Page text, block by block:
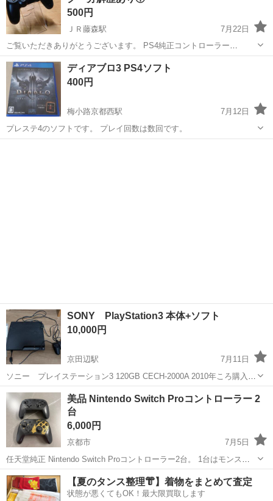
500円
ＪＲ藤森駅
7月22日
ご覧いただきありがとうございます。 PS4純正コントローラー
（DUALSHOCK 4）をお譲りします。 【出品理由】 自宅で使用してい
ましたが、使用しなくなったため出品いたします。 【商品について】
メーカー：SONY（...
京都 京都市 ＪＲ藤森駅 テレビゲーム
ディアブロ3 PS4ソフト
400円
梅小路京都西駅
7月12日
プレステ4のソフトです。 プレイ回数は数回です。
SONY PlayStation3 本体+ソフト
10,000円
京田辺駅
7月11日
ソニー プレイステーション3 120GB CECH-2000A 2010年ころ購入。
2026.1.14動作確認済、初期化しました。コントローラの充電ケーブル
が若干接続が悪かったですが、向きを合わせると問題なく充電できま
した...
京都 京田辺市 PlayStation
美品 Nintendo Switch Proコントローラー 2
台
6,000円
京都市
7月5日
任天堂純正 Nintendo Switch Proコントローラー2台。 1台はモンスタ
ーハンターライズエディションですが、任天堂の純正品なので仕様等
は2台共全く同じです。 【動作確認済み】 出品にあたりSwitch本体
の...
京都 京都市 テレビゲーム
【夏のタンス整理👘】着物をまとめて査定
状態が悪くてもOK！最大限買取します